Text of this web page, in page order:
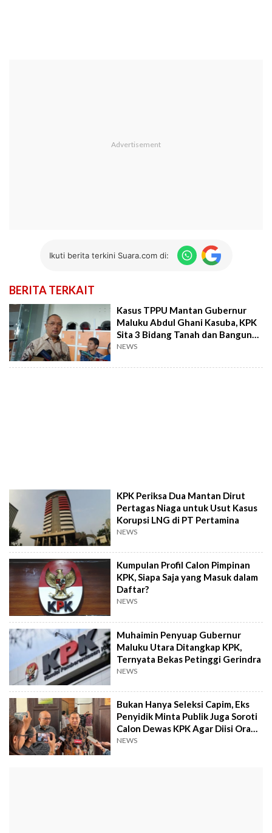
Ikuti berita terkini Suara.com di:
BERITA TERKAIT
Kasus TPPU Mantan Gubernur
Maluku Abdul Ghani Kasuba, KPK
Sita 3 Bidang Tanah dan Bangunan
Senilai Rp 2 Miliar
NEWS
KPK Periksa Dua Mantan Dirut
Pertagas Niaga untuk Usut Kasus
Korupsi LNG di PT Pertamina
NEWS
Kumpulan Profil Calon Pimpinan
KPK, Siapa Saja yang Masuk dalam
Daftar?
NEWS
Muhaimin Penyuap Gubernur
Maluku Utara Ditangkap KPK,
Ternyata Bekas Petinggi Gerindra
NEWS
Bukan Hanya Seleksi Capim, Eks
Penyidik Minta Publik Juga Soroti
Calon Dewas KPK Agar Diisi Orang
Berani
NEWS